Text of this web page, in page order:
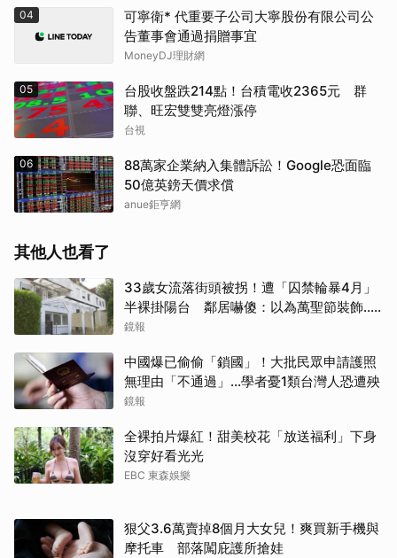
04
可寧衛* 代重要子公司大寧股份有限公司公
告董事會通過捐贈事宜
MoneyDJ理財網
05
台股收盤跌214點！台積電收2365元 群
聯、旺宏雙雙亮燈漲停
台視
06
88萬家企業納入集體訴訟！Google恐面臨
50億英鎊天價求償
anue鉅亨網
其他人也看了
33歲女流落街頭被拐！遭「囚禁輪暴4月」
半裸掛陽台 鄰居嚇傻：以為萬聖節裝飾...
主謀竟與妻小同住
鏡報
中國爆已偷偷「鎖國」！大批民眾申請護照
無理由「不通過」...學者憂1類台灣人恐遭殃
鏡報
全裸拍片爆紅！甜美校花「放送福利」下身
沒穿好看光光
EBC 東森娛樂
狠父3.6萬賣掉8個月大女兒！爽買新手機與
摩托車 部落闖庇護所搶娃